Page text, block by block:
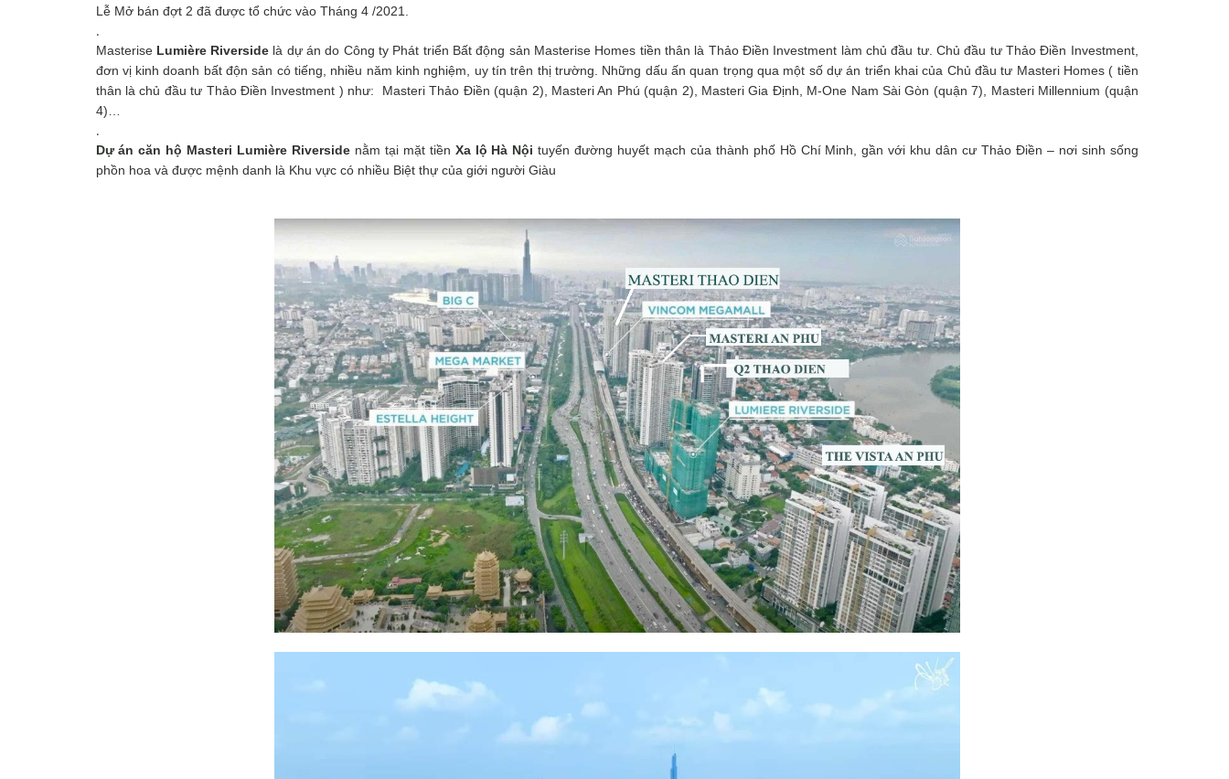
Lễ Mở bán đợt 2 đã được tổ chức vào Tháng 4 /2021.
.
Masterise Lumière Riverside là dự án do Công ty Phát triển Bất động sản Masterise Homes tiền thân là Thảo Điền Investment làm chủ đầu tư. Chủ đầu tư Thảo Điền Investment,
đơn vị kinh doanh bất độn sản có tiếng, nhiều năm kinh nghiệm, uy tín trên thị trường. Những dấu ấn quan trọng qua một số dự án triển khai của Chủ đầu tư Masteri Homes ( tiền
thân là chủ đầu tư Thảo Điền Investment ) như:
Masteri Thảo Điền (quận 2), Masteri An Phú (quận 2), Masteri Gia Định, M-One Nam Sài Gòn (quận 7), Masteri Millennium (quận
4)
.
Dự án căn hộ Masteri Lumière Riverside nằm tại mặt tiền Xa lộ Hà Nội tuyến đường huyết mạch của thành phố Hồ Chí Minh, gần với khu dân cư Thảo Điền – nơi sinh sống
phồn hoa và được mệnh danh là Khu vực có nhiều Biệt thự của giới người Giàu